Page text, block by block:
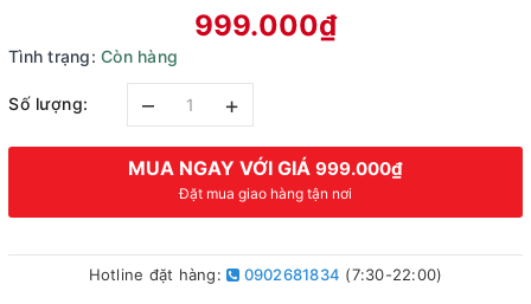
999.000₫
Tình trạng: Còn hàng
Số lượng: – +
MUA NGAY VỚI GIÁ 999.000₫
Đặt mua giao hàng tận nơi
Hotline đặt hàng: 0902681834 (7:30-22:00)